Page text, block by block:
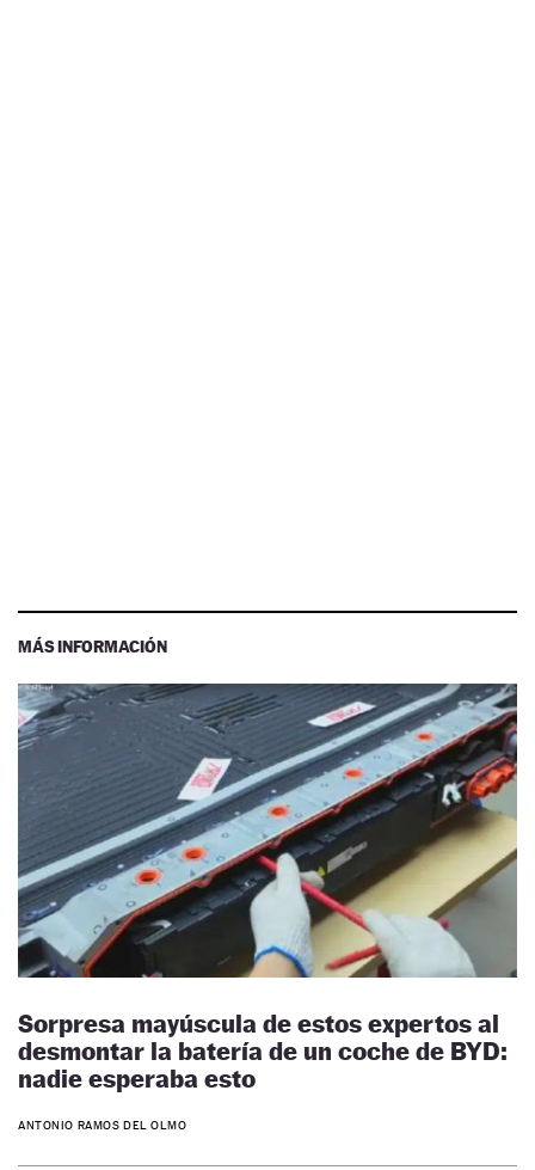
MÁS INFORMACIÓN
Sorpresa mayúscula de estos expertos al
desmontar la batería de un coche de BYD:
nadie esperaba esto
ANTONIO RAMOS DEL OLMO